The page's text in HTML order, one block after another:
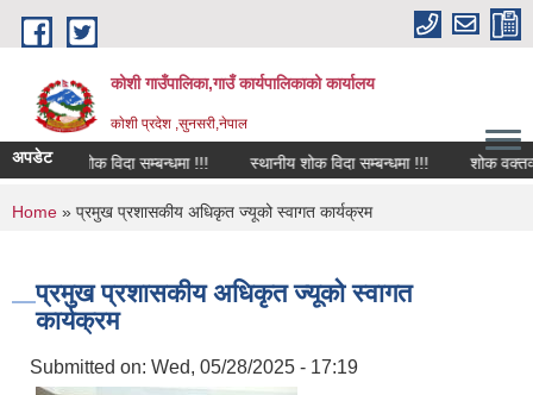
Skip to main content
कोशी गाउँपालिका,गाउँ कार्यपालिकाको कार्यालय
काेशी प्रदेश ,सुनसरी,नेपाल
अपडेट शोक विदा सम्बन्धमा !!! स्थानीय शोक विदा सम्बन्धमा !!! शोक वक्तव्य
You are here
Home » प्रमुख प्रशासकीय अधिकृत ज्यूको स्वागत कार्यक्रम
प्रमुख प्रशासकीय अधिकृत ज्यूको स्वागत
कार्यक्रम
Submitted on: Wed, 05/28/2025 - 17:19